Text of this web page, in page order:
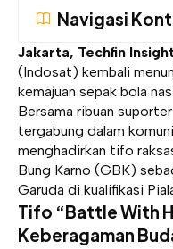
Navigasi
Jakarta, Techfin Insight
(Indosat) kembali
kemajuan sepak bola
Bersama ribuan
tergabung dalam
menghadirkan tifo
Bung Karno (GBK)
Garuda di kualifikasi
Tifo “Battle With
Keberagaman